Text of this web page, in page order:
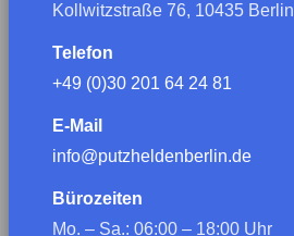
Kollwitzstraße 76, 10435 Berlin
Telefon
+49 (0)30 201 64 24 81
E-Mail
info@putzheldenberlin.de
Bürozeiten
Mo. – Sa.: 06:00 – 18:00 Uhr